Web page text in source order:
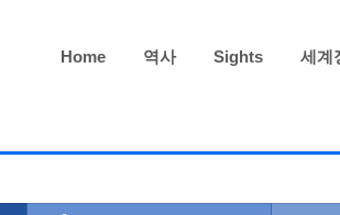
Home 역사 Sights 세계